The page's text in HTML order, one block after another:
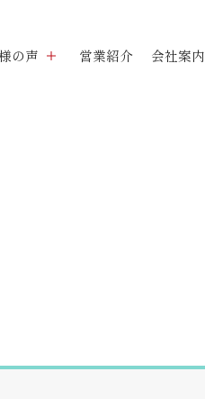
の声 営業紹介 会社案内